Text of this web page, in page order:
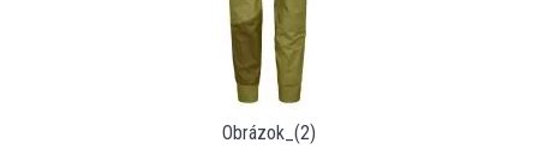
Obrázok_(2)